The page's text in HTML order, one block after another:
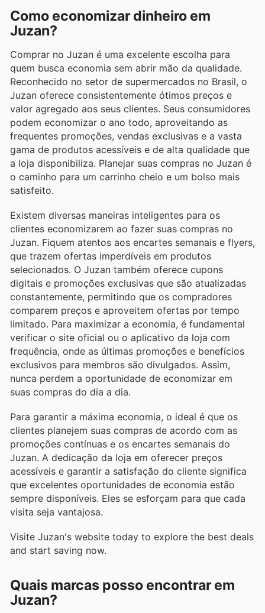
Como economizar dinheiro em
Juzan?
Comprar no Juzan é uma excelente escolha para
quem busca economia sem abrir mão da qualidade.
Reconhecido no setor de supermercados no Brasil, o
Juzan oferece consistentemente ótimos preços e
valor agregado aos seus clientes. Seus consumidores
podem economizar o ano todo, aproveitando as
frequentes promoções, vendas exclusivas e a vasta
gama de produtos acessíveis e de alta qualidade que
a loja disponibiliza. Planejar suas compras no Juzan é
o caminho para um carrinho cheio e um bolso mais
satisfeito.
Existem diversas maneiras inteligentes para os
clientes economizarem ao fazer suas compras no
Juzan. Fiquem atentos aos encartes semanais e flyers,
que trazem ofertas imperdíveis em produtos
selecionados. O Juzan também oferece cupons
digitais e promoções exclusivas que são atualizadas
constantemente, permitindo que os compradores
comparem preços e aproveitem ofertas por tempo
limitado. Para maximizar a economia, é fundamental
verificar o site oficial ou o aplicativo da loja com
frequência, onde as últimas promoções e benefícios
exclusivos para membros são divulgados. Assim,
nunca perdem a oportunidade de economizar em
suas compras do dia a dia.
Para garantir a máxima economia, o ideal é que os
clientes planejem suas compras de acordo com as
promoções contínuas e os encartes semanais do
Juzan. A dedicação da loja em oferecer preços
acessíveis e garantir a satisfação do cliente significa
que excelentes oportunidades de economia estão
sempre disponíveis. Eles se esforçam para que cada
visita seja vantajosa.
Visite Juzan's website today to explore the best deals
and start saving now.
Quais marcas posso encontrar em
Juzan?